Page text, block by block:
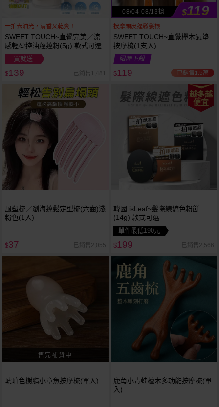
一拍去油光，清香又乾爽！
SWEET TOUCH~直覺完美／涼
感輕盈控油蓬蓬粉(5g) 款式可選
買就送
$139 已銷售1,481
08/04-08/13搶 $119
按摩頭皮蓬鬆髮根
SWEET TOUCH~直覺櫸木氣墊
按摩梳(1支入)
限時下殺
$119 已銷售1.5萬
風塑梳／瀏海蓬鬆定型梳(六齒)淺
粉色(1入)
$37 已銷售2,055
越多越
便宜
韓國 isLeaf~髮際線遮色粉餅
(14g) 款式可選
單件最低190元
$199 已銷售2,566
琥珀色樹脂小章魚按摩梳(單入)
鹿角小青蛙檀木多功能按摩梳(單
入)